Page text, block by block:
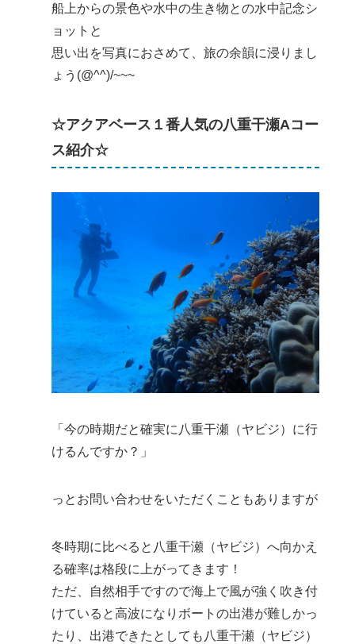
船上からの景色や水中の生き物との水中記念シ
ョットと
思い出を写真におさめて、旅の余韻に浸りまし
ょう(@^^)/~~~
☆アクアベース１番人気の八重干瀬Aコー
ス紹介☆
「今の時期だと確実に八重干瀬（ヤビジ）に行
けるんですか？」
っとお問い合わせをいただくこともありますが
冬時期に比べると八重干瀬（ヤビジ）へ向かえ
る確率は格段に上がってきます！
ただ、自然相手ですので海上で風が強く吹き付
けていると高波になりボートの出港が難しかっ
たり、出港できたとしても八重干瀬（ヤビジ）